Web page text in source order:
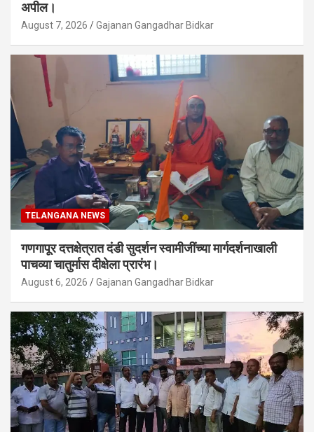
अपील।
August 7, 2026 Gajanan Gangadhar Bidkar
TELANGANA NEWS
गणगापूर दत्तक्षेत्रात दंडी सुदर्शन स्वामीजींच्या मार्गदर्शनाखाली
पाचव्या चातुर्मास दीक्षेला प्रारंभ।
August 6, 2026 Gajanan Gangadhar Bidkar